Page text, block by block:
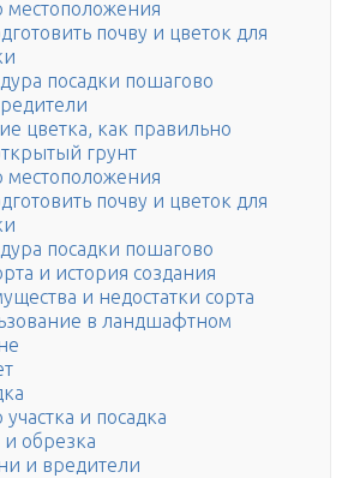
почву и цветок для
посадки пошагово
цветка, как правильно
грунт
почву и цветок для
посадки пошагово
и история создания
и недостатки сорта
в ландшафтном
и посадка
обрезка
и вредители